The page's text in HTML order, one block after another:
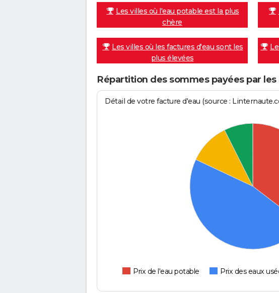
Les villes où l'eau potable est la plus
chère
Les villes où les factures d'eau sont les
plus élevées
Répartition des sommes payées par
Détail de votre facture d'eau (source :
Prix de l'eau potable Prix des eaux